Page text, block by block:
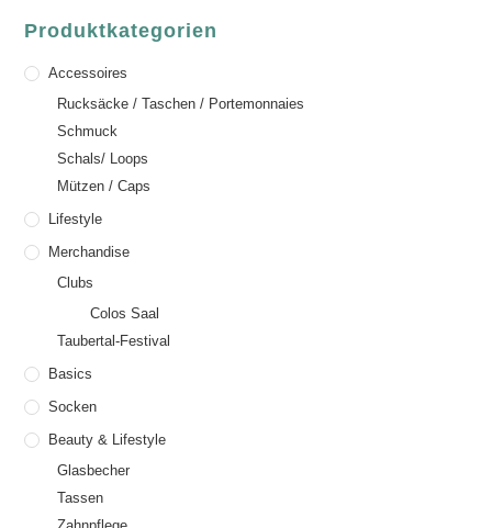
Produktkategorien
Accessoires
Rucksäcke / Taschen / Portemonnaies
Schmuck
Schals/ Loops
Mützen / Caps
Lifestyle
Merchandise
Clubs
Colos Saal
Taubertal-Festival
Basics
Socken
Beauty & Lifestyle
Glasbecher
Tassen